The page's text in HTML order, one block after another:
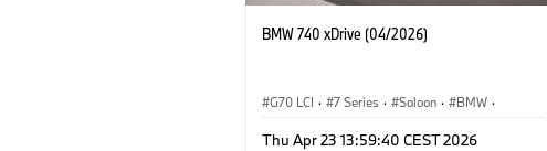
BMW 740 xDrive (04/2026)
G70 LCI · 7 Series · Saloon · BMW ·
Thu Apr 23 13:59:40 CEST 2026